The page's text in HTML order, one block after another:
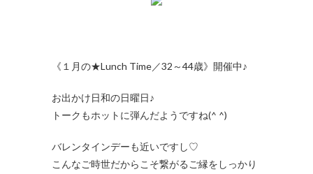
《１月の★Lunch Time／32～44歳》開催中♪
お出かけ日和の日曜日♪
トークもホットに弾んだようですね(^ ^)
バレンタインデーも近いですし♡
こんなご時世だからこそ繋がるご縁をしっかり